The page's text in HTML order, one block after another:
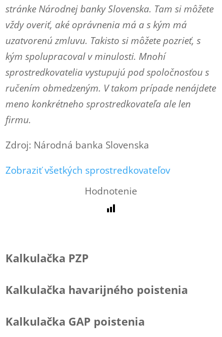
stránke Národnej banky Slovenska. Tam si môžete
vždy overiť, aké oprávnenia má a s kým má
uzatvorenú zmluvu. Takisto si môžete pozrieť, s
kým spolupracoval v minulosti. Mnohí
sprostredkovatelia vystupujú pod spoločnosťou s
ručením obmedzeným. V takom prípade nenájdete
meno konkrétneho sprostredkovateľa ale len
firmu.
Zdroj: Národná banka Slovenska
Zobraziť všetkých sprostredkovateľov
Hodnotenie
Kalkulačka PZP
Kalkulačka havarijného poistenia
Kalkulačka GAP poistenia